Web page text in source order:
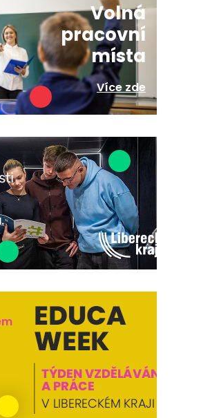
Volná
pracovní
místa
Více zde